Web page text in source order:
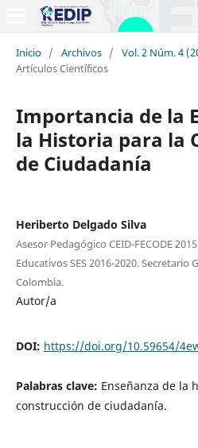
Inicio / Archivos / Vol. 2 Núm. 4
Artículos Científicos
Importancia de la
la Historia para la
de Ciudadanía
Heriberto Delgado Silva
Asesor Pedagógico CEID-FECODE
Educativos SES 2016-2020. Secretario
Colombia.
Autor/a
DOI: https://doi.org/10.59654/
Palabras clave: Enseñanza de la
construcción de ciudadanía.